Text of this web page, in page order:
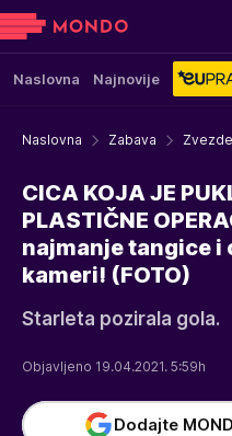
Naslovna Najnovije
Naslovna Zabava
CICA KOJA JE
PLASTIČNE
najmanje tangice i
kameri! (FOTO)
Starleta pozirala gola.
Objavljeno 19.04.2021. 5:59h
Dodajte